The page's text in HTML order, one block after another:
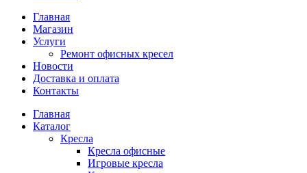
Главная
Магазин
Услуги
Ремонт офисных кресел
Новости
Доставка и оплата
Контакты
Главная
Каталог
Кресла
Кресла офисные
Игровые кресла